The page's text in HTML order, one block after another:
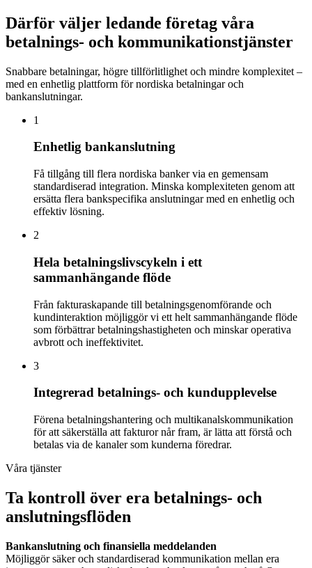
Därför väljer ledande företag våra
betalnings- och kommunikationstjänster
Snabbare betalningar, högre tillförlitlighet och mindre komplexitet –
med en enhetlig plattform för nordiska betalningar och
bankanslutningar.
1
Enhetlig bankanslutning
Få tillgång till flera nordiska banker via en gemensam
standardiserad integration. Minska komplexiteten genom att
ersätta flera bankspecifika anslutningar med en enhetlig och
effektiv lösning.
2
Hela betalningslivscykeln i ett
sammanhängande flöde
Från fakturaskapande till betalningsgenomförande och
kundinteraktion möjliggör vi ett helt sammanhängande flöde
som förbättrar betalningshastigheten och minskar operativa
avbrott och ineffektivitet.
3
Integrerad betalnings- och kundupplevelse
Förena betalningshantering och multikanalskommunikation
för att säkerställa att fakturor når fram, är lätta att förstå och
betalas via de kanaler som kunderna föredrar.
Våra tjänster
Ta kontroll över era betalnings- och
anslutningsflöden
Bankanslutning och finansiella meddelanden
Möjliggör säker och standardiserad kommunikation mellan era